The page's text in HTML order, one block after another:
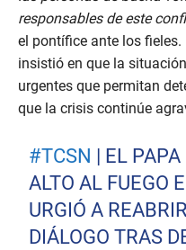
responsables de este
el pontífice ante los
insistió en que la
urgentes que permitan
que la crisis continúe
#TCSN | EL
ALTO AL FUEGO
URGIÓ A
DIÁLOGO TRAS